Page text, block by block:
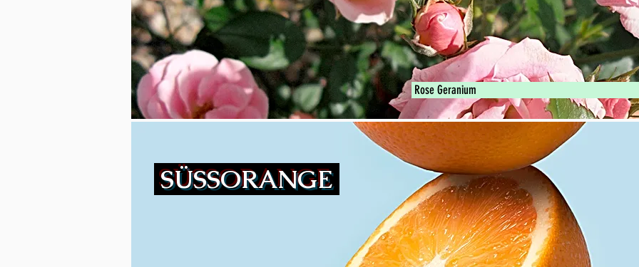
Rose Geranium
SÜSSORANGE